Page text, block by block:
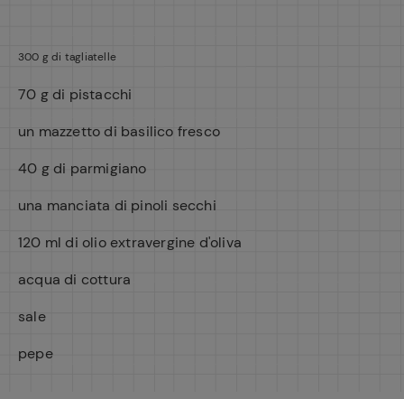
300 g di tagliatelle
70 g di pistacchi
un mazzetto di basilico fresco
40 g di parmigiano
una manciata di pinoli secchi
120 ml di olio extravergine d'oliva
acqua di cottura
sale
pepe